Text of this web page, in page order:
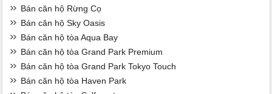
Bán căn hộ Rừng Cọ
Bán căn hộ Sky Oasis
Bán căn hộ tòa Aqua Bay
Bán căn hộ tòa Grand Park Premium
Bán căn hộ tòa Grand Park Tokyo Touch
Bán căn hộ tòa Haven Park